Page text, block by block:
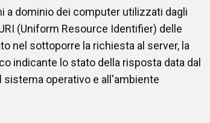
a dominio dei computer utilizzati dagli
(Uniform Resource Identifier) delle
nel sottoporre la richiesta al server, la
indicante lo stato della risposta data dal
sistema operativo e all'ambiente